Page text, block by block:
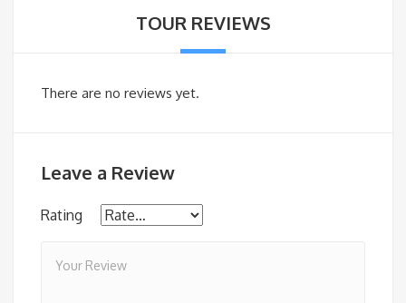
TOUR REVIEWS
There are no reviews yet.
Leave a Review
Rating